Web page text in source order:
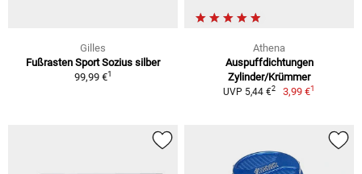
Gilles
Fußrasten Sport Sozius silber
99,99 €1
Athena
Auspuffdichtungen
Zylinder/Krümmer
UVP 5,44 €2 3,99 €1